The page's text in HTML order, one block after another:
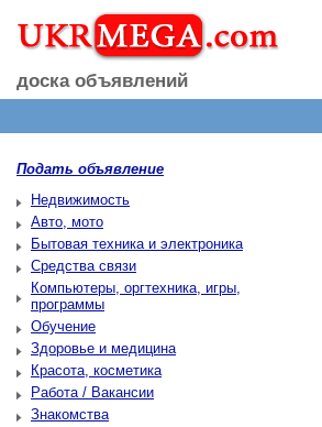
доска объявлений
Подать объявление
Недвижимость
Авто, мото
Бытовая техника и электроника
Средства связи
Компьютеры, оргтехника, игры,
программы
Обучение
Здоровье и медицина
Красота, косметика
Работа / Вакансии
Знакомства